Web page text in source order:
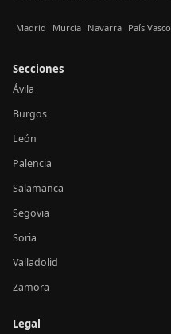
Madrid Murcia Navarra País Vasco
Secciones
Ávila
Burgos
León
Palencia
Salamanca
Segovia
Soria
Valladolid
Zamora
Legal